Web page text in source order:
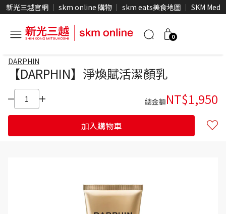
新光三越官網 skm online 購物 skm eats美食地圖 SKM Media
0
DARPHIN
【DARPHIN】淨煥賦活潔顏乳
總金額NT$1,950
加入購物車